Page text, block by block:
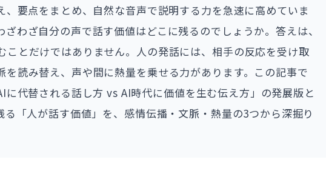
、要点をまとめ、自然な音声で説明する力を急速に高めていま
ざわざ自分の声で話す価値はどこに残るのでしょうか。答えは、
ことだけではありません。人の発話には、相手の反応を受け取
を読み替え、声や間に熱量を乗せる力があります。この記事で
に代替される話し方 vs AI時代に価値を生む伝え方」の発展版と
る「人が話す価値」を、感情伝播・文脈・熱量の3つから深掘り